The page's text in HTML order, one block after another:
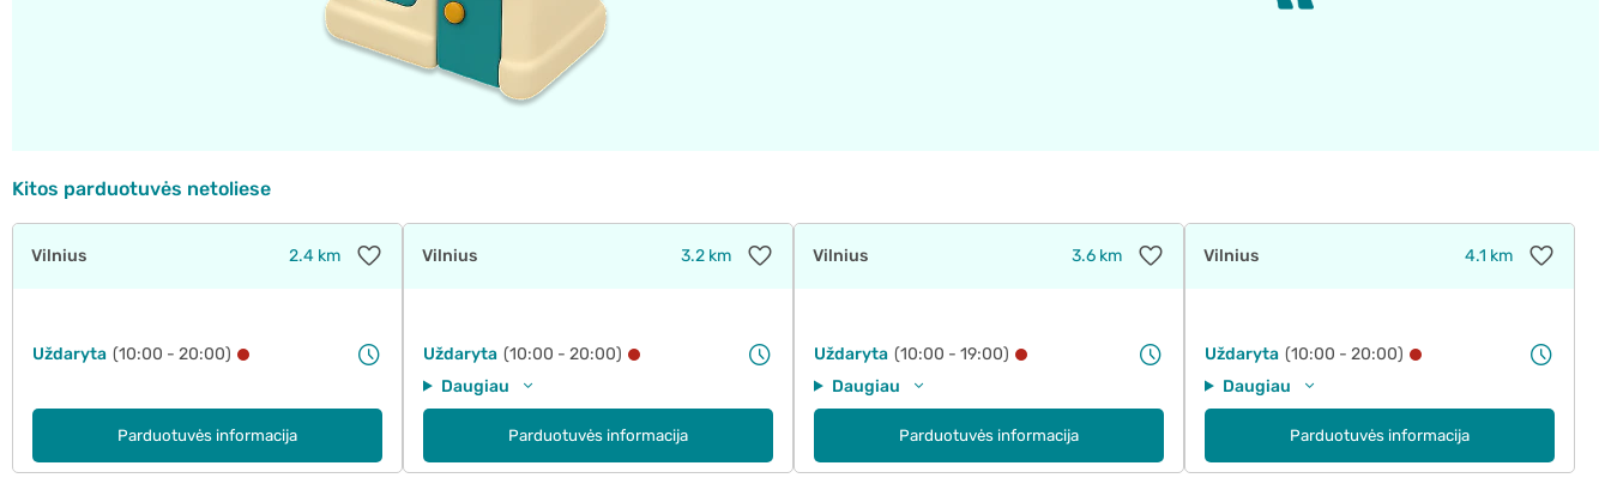
Kitos parduotuvės netoliese
Vilnius 2.4 km
Uždaryta (10:00 - 20:00)
Parduotuvės informacija
Vilnius 3.2 km
Uždaryta (10:00 - 20:00)
Daugiau
Parduotuvės informacija
Vilnius 3.6 km
Uždaryta (10:00 - 19:00)
Daugiau
Parduotuvės informacija
Vilnius 4.1 km
Uždaryta (10:00 - 20:00)
Daugiau
Parduotuvės informacija